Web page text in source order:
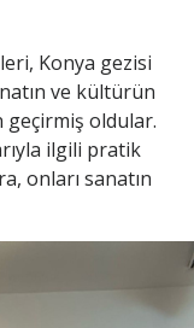
Konya gezisi
ve kültürün
oldular.
ilgili pratik
onları sanatın